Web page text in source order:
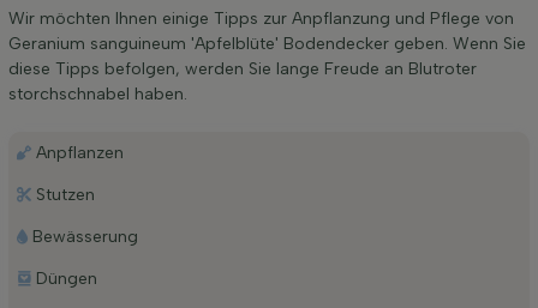
Wir möchten Ihnen einige Tipps zur Anpflanzung und Pflege von
Geranium sanguineum 'Apfelblüte' Bodendecker geben. Wenn Sie
diese Tipps befolgen, werden Sie lange Freude an Blutroter
storchschnabel haben.
Anpflanzen
Stutzen
Bewässerung
Düngen